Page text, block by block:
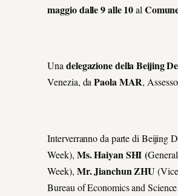
maggio dalle 9 alle 10al
Unadelegazione della Beijing
Venezia, daPaola MAR,
Interverranno da parte di Beijing
Week), Ms. Haiyan SHI (
Week), Mr. Jianchun ZHU
Bureau of Economics and